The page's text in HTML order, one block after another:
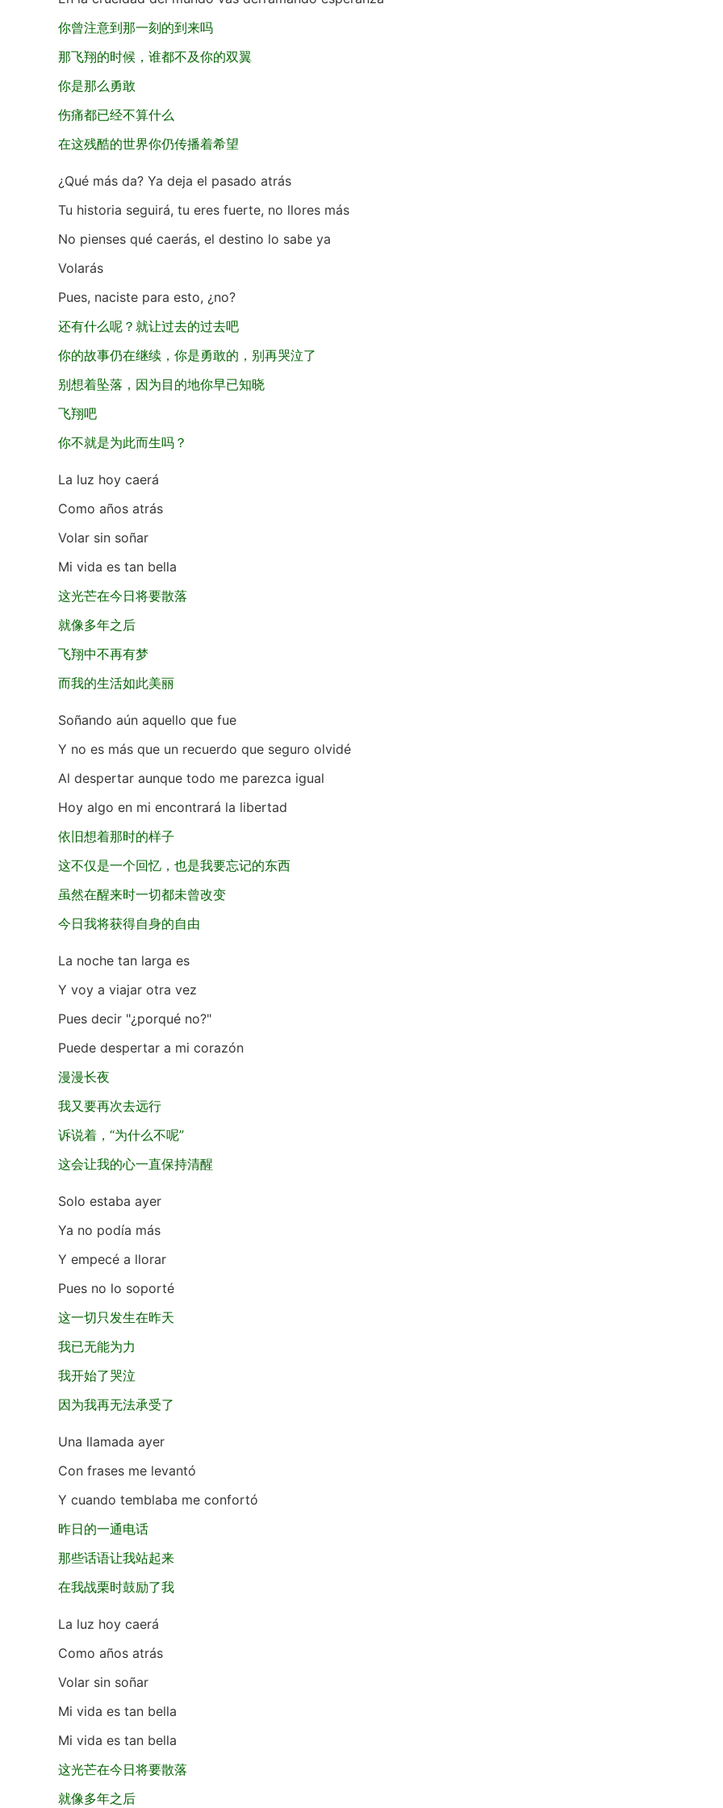
你曾注意到那一刻的到来吗
那飞翔的时候，谁都不及你的双翼
你是那么勇敢
伤痛都已经不算什么
在这残酷的世界你仍传播着希望
¿Qué más da? Ya deja el pasado atrás
Tu historia seguirá, tu eres fuerte, no llores más
No pienses qué caerás, el destino lo sabe ya
Volarás
Pues, naciste para esto, ¿no?
还有什么呢？就让过去的过去吧
你的故事仍在继续，你是勇敢的，别再哭泣了
别想着坠落，因为目的地你早已知晓
飞翔吧
你不就是为此而生吗？
La luz hoy caerá
Como años atrás
Volar sin soñar
Mi vida es tan bella
这光芒在今日将要散落
就像多年之后
飞翔中不再有梦
而我的生活如此美丽
Soñando aún aquello que fue
Y no es más que un recuerdo que seguro olvidé
Al despertar aunque todo me parezca igual
Hoy algo en mi encontrará la libertad
依旧想着那时的样子
这不仅是一个回忆，也是我要忘记的东西
虽然在醒来时一切都未曾改变
今日我将获得自身的自由
La noche tan larga es
Y voy a viajar otra vez
Pues decir "¿porqué no?"
Puede despertar a mi corazón
漫漫长夜
我又要再次去远行
诉说着，“为什么不呢”
这会让我的心一直保持清醒
Solo estaba ayer
Ya no podía más
Y empecé a llorar
Pues no lo soporté
这一切只发生在昨天
我已无能为力
我开始了哭泣
因为我再无法承受了
Una llamada ayer
Con frases me levantó
Y cuando temblaba me confortó
昨日的一通电话
那些话语让我站起来
在我战栗时鼓励了我
La luz hoy caerá
Como años atrás
Volar sin soñar
Mi vida es tan bella
Mi vida es tan bella
这光芒在今日将要散落
就像多年之后